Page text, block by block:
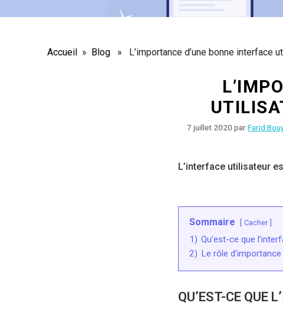
Accueil » Blog » L’importance d’une bonne interface
7 juillet 2020 parFarid
L’interface utilisateur
Sommaire Cacher
1) Qu’est-ce que
2) Le rôle
QU’EST-CE QUE